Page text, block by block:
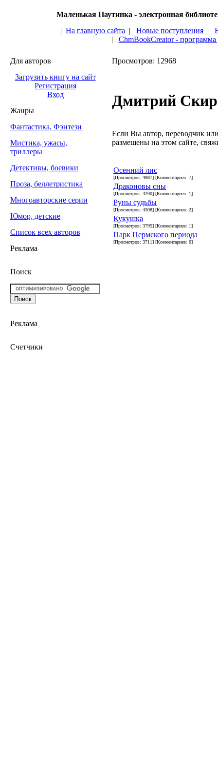
Маленькая Паутинка - электронная
| На главную сайта | Новые поступления |
| ChmBookCreator -
Для авторов
Загрузить книгу на сайт
Регистрация
Вход
Жанры
Фантастика, Фэнтези
Мистика, ужасы,
триллеры
Детективы, боевики
Проза, беллетристика
Многоавторские серии
Юмор, детские
Список всех авторов
Реклама
Поиск
Реклама
Счетчики
Просмотров: 12968
Дмитрий
Если Вы автор, переводчик
размещены на этом сайте,
Осенний лис
[Просмотров: 4987] [Комментариев: 7]
Драконовы сны
[Просмотров: 4200] [Комментариев: 1]
Руны судьбы
[Просмотров: 4308] [Комментариев: 2]
Кукушка
[Просмотров: 3795] [Комментариев: 1]
Парк Пермского периода
[Просмотров: 3711] [Комментариев: 0]